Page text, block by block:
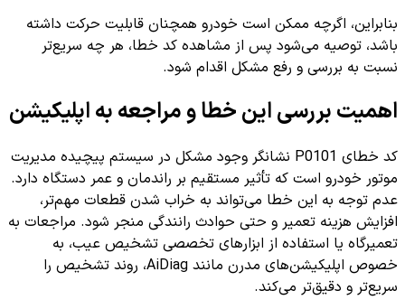
بنابراین، اگرچه ممکن است خودرو همچنان قابلیت حرکت داشته
باشد، توصیه می‌شود پس از مشاهده کد خطا، هر چه سریع‌تر
نسبت به بررسی و رفع مشکل اقدام شود.
اهمیت بررسی این خطا و مراجعه به اپلیکیشن
کد خطای P0101 نشانگر وجود مشکل در سیستم پیچیده مدیریت
موتور خودرو است که تأثیر مستقیم بر راندمان و عمر دستگاه دارد.
عدم توجه به این خطا می‌تواند به خراب شدن قطعات مهم‌تر،
افزایش هزینه تعمیر و حتی حوادث رانندگی منجر شود. مراجعات به
تعمیرگاه یا استفاده از ابزارهای تخصصی تشخیص عیب، به
خصوص اپلیکیشن‌های مدرن مانند AiDiag، روند تشخیص را
سریع‌تر و دقیق‌تر می‌کند.